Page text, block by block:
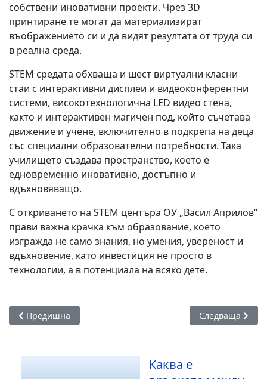
собствени иновативни проекти. Чрез 3D
принтиране те могат да материализират
въображението си и да видят резултата от труда си
в реална среда.
STEM средата обхваща и шест виртуални класни
стаи с интерактивни дисплеи и видеоконферентни
системи, високотехнологична LED видео стена,
както и интерактивен магичен под, който съчетава
движение и учене, включително в подкрепа на деца
със специални образователни потребности. Така
училището създава пространство, което е
едновременно иновативно, достъпно и
вдъхновяващо.
С откриването на STEM центъра ОУ „Васил Априлов“
прави важна крачка към образование, което
изгражда не само знания, но умения, увереност и
вдъхновение, като инвестиция не просто в
технологии, а в потенциала на всяко дете.
Предишна статия: ОУ „Свети княз Борис I" стана
Предишна Следваща
Следваща
Каква е